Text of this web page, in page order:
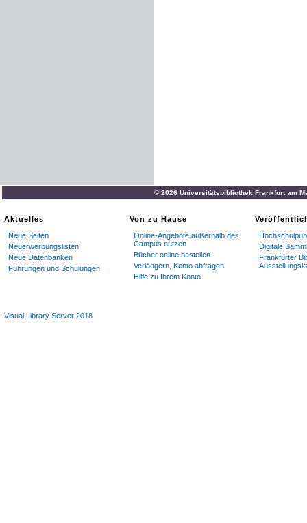
© 2026 Universitätsbibliothek Frankfurt am
Aktuelles
Neue Seiten
Neuerwerbungslisten
Neue Datenbanken
Führungen und Schulungen
Von zu Hause
Online-Angebote außerhalb des
Campus nutzen
Bücher online bestellen
Verlängern, Konto abfragen
Hilfe zu Ihrem Konto
Digitale
Frankfurter
Visual Library Server 2018